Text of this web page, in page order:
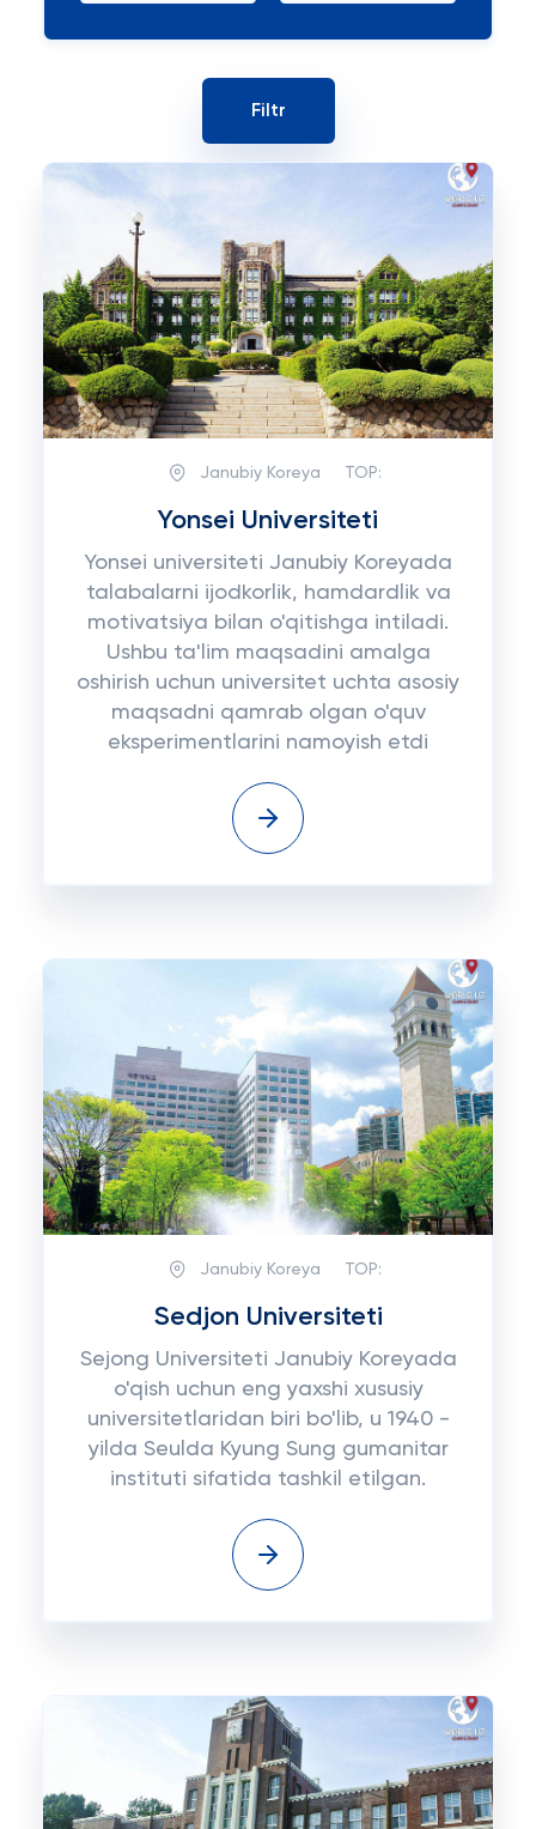
Janubiy Koreya TOP:
Yonsei Universiteti
Yonsei universiteti Janubiy Koreyada
talabalarni ijodkorlik, hamdardlik va
motivatsiya bilan o'qitishga intiladi.
Ushbu ta'lim maqsadini amalga
oshirish uchun universitet uchta asosiy
maqsadni qamrab olgan o'quv
eksperimentlarini namoyish etdi
Janubiy Koreya TOP:
Sedjon Universiteti
Sejong Universiteti Janubiy Koreyada
o'qish uchun eng yaxshi xususiy
universitetlaridan biri bo'lib, u 1940 -
yilda Seulda Kyung Sung gumanitar
instituti sifatida tashkil etilgan.